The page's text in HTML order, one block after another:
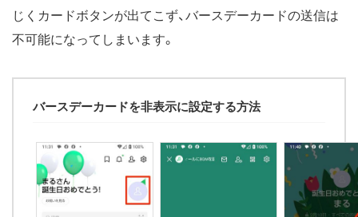
じくカードボタンが出てこず、バースデーカードの送信は
不可能になってしまいます。
バースデーカードを非表示に設定する方法